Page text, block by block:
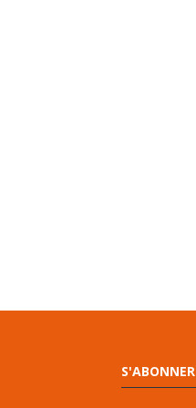
S'ABONNER